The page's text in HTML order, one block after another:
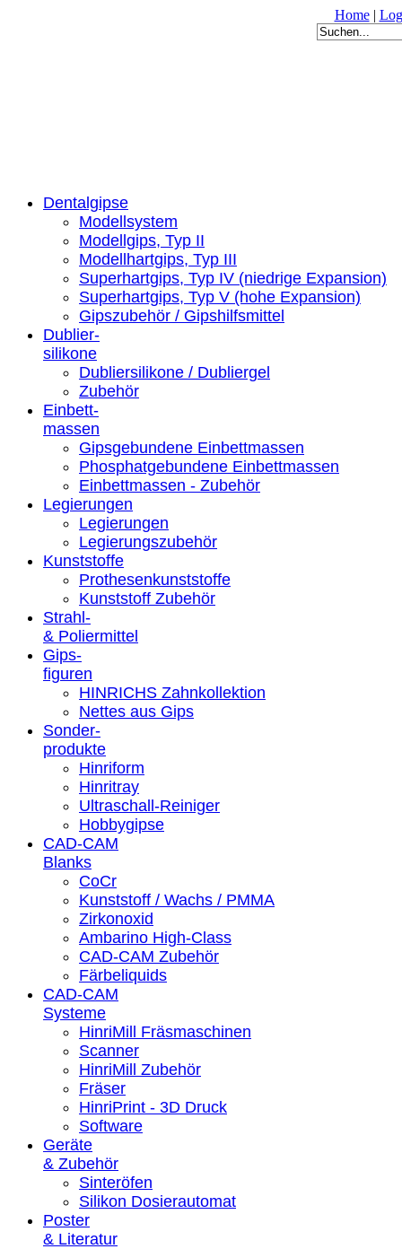
Home|
Dentalgipse
Modellsystem
Modellgips, Typ II
Modellhartgips, Typ III
Superhartgips, Typ IV (niedrige Expansion)
Superhartgips, Typ V (hohe Expansion)
Gipszubehör / Gipshilfsmittel
Dublier-
silikone
Dubliersilikone / Dubliergel
Zubehör
Einbett-
massen
Gipsgebundene Einbettmassen
Phosphatgebundene Einbettmassen
Einbettmassen - Zubehör
Legierungen
Legierungen
Legierungszubehör
Kunststoffe
Prothesenkunststoffe
Kunststoff Zubehör
Strahl-
& Poliermittel
Gips-
figuren
HINRICHS Zahnkollektion
Nettes aus Gips
Sonder-
produkte
Hinriform
Hinritray
Ultraschall-Reiniger
Hobbygipse
CAD-CAM
Blanks
CoCr
Kunststoff / Wachs / PMMA
Zirkonoxid
Ambarino High-Class
CAD-CAM Zubehör
Färbeliquids
CAD-CAM
Systeme
HinriMill Fräsmaschinen
Scanner
HinriMill Zubehör
Fräser
HinriPrint - 3D Druck
Software
Geräte
& Zubehör
Sinteröfen
Silikon Dosierautomat
Poster
& Literatur